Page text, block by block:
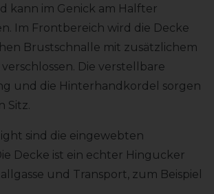
kann im Genick am Halfter
Im Frontbereich wird die Decke
Brustschnalle mit zusätzlichem
Die verstellbare
und die Hinterhandkordel sorgen
Sitz.
sind die eingewebten
Decke ist ein echter Hingucker
und Transport, zum Beispiel